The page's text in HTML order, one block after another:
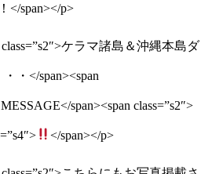
！</span></p>
class=”s2″>ケラマ諸島＆沖縄本島ダ
・</span><span
span><span class=”s2″>
</span></p>